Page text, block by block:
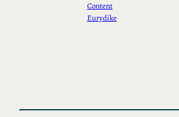
Content
Eurydike